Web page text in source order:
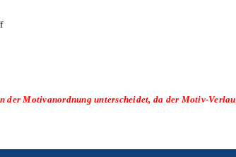
der Motivanordnung unterscheidet, da der Motiv-